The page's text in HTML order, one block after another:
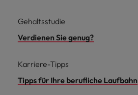
Gehaltsstudie
Verdienen Sie genug?
Karriere-Tipps
Tipps für Ihre berufliche Laufbahn